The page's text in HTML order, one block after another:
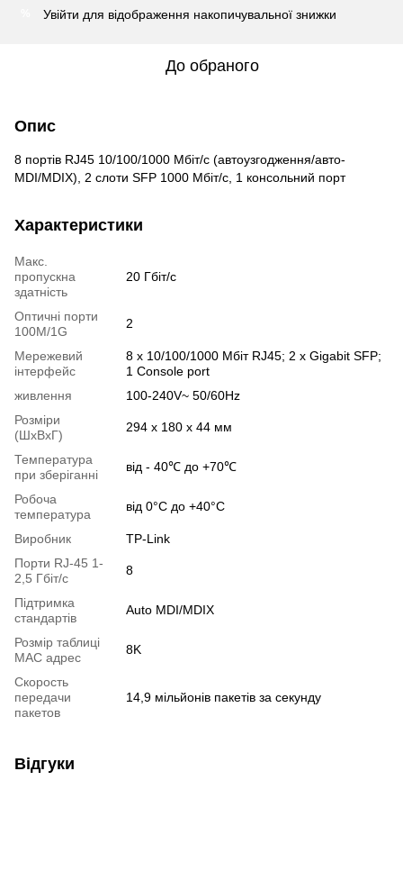
Увійти для відображення накопичувальної знижки
До обраного
Опис
8 портів RJ45 10/100/1000 Мбіт/с (автоузгодження/авто-
MDI/MDIX), 2 слоти SFP 1000 Мбіт/с, 1 консольний порт
Характеристики
Макс.
пропускна
здатність
20 Гбіт/с
Оптичні порти
100M/1G
2
Мережевий
інтерфейс
8 x 10/100/1000 Мбіт RJ45; 2 x Gigabit SFP;
1 Console port
живлення
100-240V~ 50/60Hz
Розміри
(ШxВxГ)
294 x 180 x 44 мм
Температура
при зберіганні
від - 40℃ до +70℃
Робоча
температура
від 0°C до +40°C
Виробник
TP-Link
Порти RJ-45 1-
2,5 Гбіт/с
8
Підтримка
стандартів
Auto MDI/MDIX
Розмір таблиці
MAC адрес
8K
Скорость
передачи
пакетов
14,9 мільйонів пакетів за секунду
Відгуки